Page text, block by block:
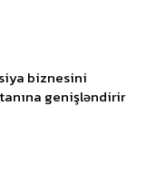
biznesini
genişləndirir